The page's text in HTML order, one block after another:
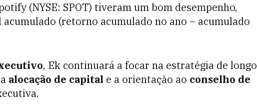
(NYSE: SPOT) tiveram um bom desempenho,
(retorno acumulado no ano – acumulado
, Ek continuará a focar na estratégia de longo
alocação de capital e a orientação ao conselho de